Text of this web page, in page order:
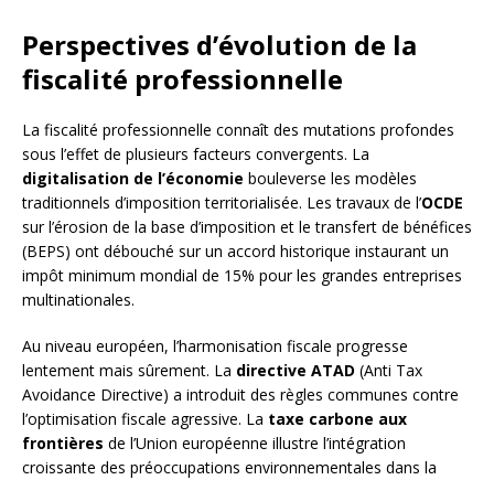
Perspectives d’évolution de la
fiscalité professionnelle
La fiscalité professionnelle connaît des mutations profondes
sous l’effet de plusieurs facteurs convergents. La
digitalisation de l’économie bouleverse les modèles
traditionnels d’imposition territorialisée. Les travaux de l’OCDE
sur l’érosion de la base d’imposition et le transfert de bénéfices
(BEPS) ont débouché sur un accord historique instaurant un
impôt minimum mondial de 15% pour les grandes entreprises
multinationales.
Au niveau européen, l’harmonisation fiscale progresse
lentement mais sûrement. La directive ATAD (Anti Tax
Avoidance Directive) a introduit des règles communes contre
l’optimisation fiscale agressive. La taxe carbone aux
frontières de l’Union européenne illustre l’intégration
croissante des préoccupations environnementales dans la